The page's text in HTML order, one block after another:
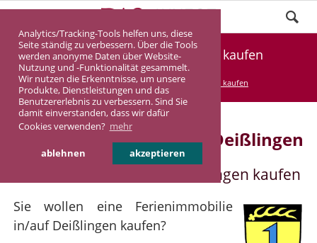
Analytics/Tracking-Tools helfen uns, diese
Seite ständig zu verbessern. Über die Tools
werden anonyme Daten über Website-
Nutzung und -Funktionalität gesammelt.
Wir nutzen die Erkenntnisse, um unsere
Produkte, Dienstleistungen und das
Benutzererlebnis zu verbessern. Sind Sie
damit einverstanden, dass wir dafür
Cookies verwenden? mehr
ablehnen akzeptieren
Ferienimmobilie Deißlingen kaufen
DASINVEST Service Ferienimmobilie kaufen
Ferienimmobilie in/auf Deißlingen
Ferienimmobilie in/auf Deißlingen kaufen
Sie wollen eine Ferienimmobilie
in/auf Deißlingen kaufen?